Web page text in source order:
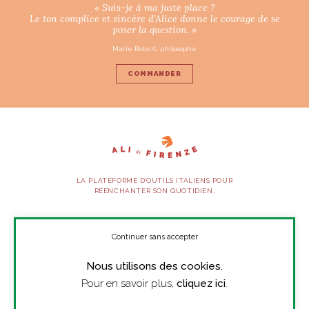
« Suis-je à ma juste place ?
Le ton complice et sincère d’Alice donne le courage de se
poser la question. »
Marie Robert, philosophe
COMMANDER
LA PLATEFORME D’OUTILS ITALIENS POUR
RÉENCHANTER SON QUOTIDIEN.
SUIVEZ-NOUS
Nous utilisons des cookies.
Pour en savoir plus, cliquez ici.
Continuer sans accepter